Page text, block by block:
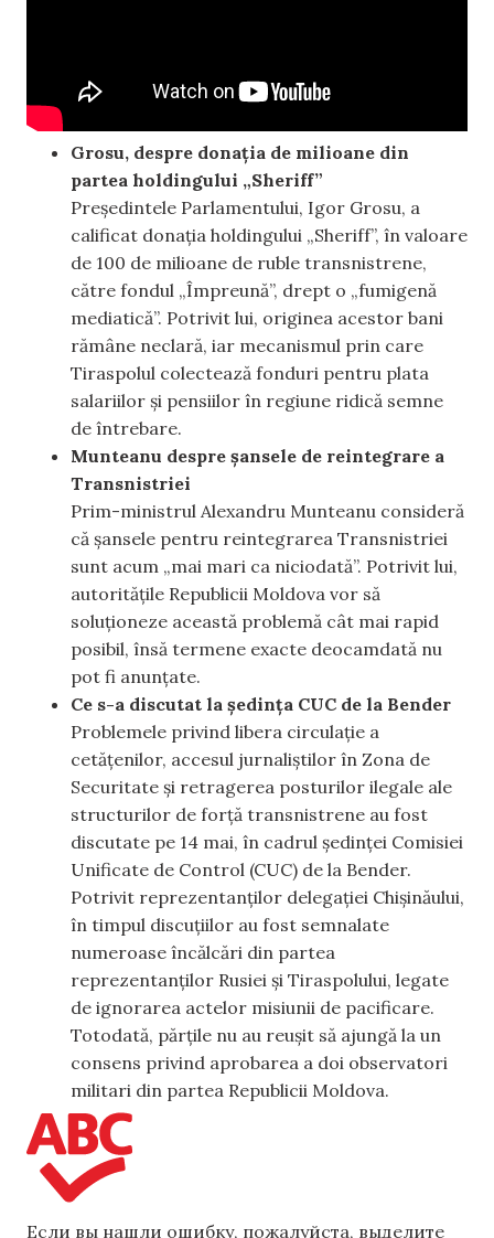
Grosu, despre donația de milioane din
partea holdingului „Sheriff”
Președintele Parlamentului, Igor Grosu, a
calificat donația holdingului „Sheriff”, în valoare
de 100 de milioane de ruble transnistrene,
către fondul „Împreună”, drept o „fumigenă
mediatică”. Potrivit lui, originea acestor bani
rămâne neclară, iar mecanismul prin care
Tiraspolul colectează fonduri pentru plata
salariilor și pensiilor în regiune ridică semne
de întrebare.
Munteanu despre șansele de reintegrare a
Transnistriei
Prim-ministrul Alexandru Munteanu consideră
că șansele pentru reintegrarea Transnistriei
sunt acum „mai mari ca niciodată”. Potrivit lui,
autoritățile Republicii Moldova vor să
soluționeze această problemă cât mai rapid
posibil, însă termene exacte deocamdată nu
pot fi anunțate.
Ce s-a discutat la ședința CUC de la Bender
Problemele privind libera circulație a
cetățenilor, accesul jurnaliștilor în Zona de
Securitate și retragerea posturilor ilegale ale
structurilor de forță transnistrene au fost
discutate pe 14 mai, în cadrul ședinței Comisiei
Unificate de Control (CUC) de la Bender.
Potrivit reprezentanților delegației Chișinăului,
în timpul discuțiilor au fost semnalate
numeroase încălcări din partea
reprezentanților Rusiei și Tiraspolului, legate
de ignorarea actelor misiunii de pacificare.
Totodată, părțile nu au reușit să ajungă la un
consens privind aprobarea a doi observatori
militari din partea Republicii Moldova.
Если вы нашли ошибку, пожалуйста, выделите